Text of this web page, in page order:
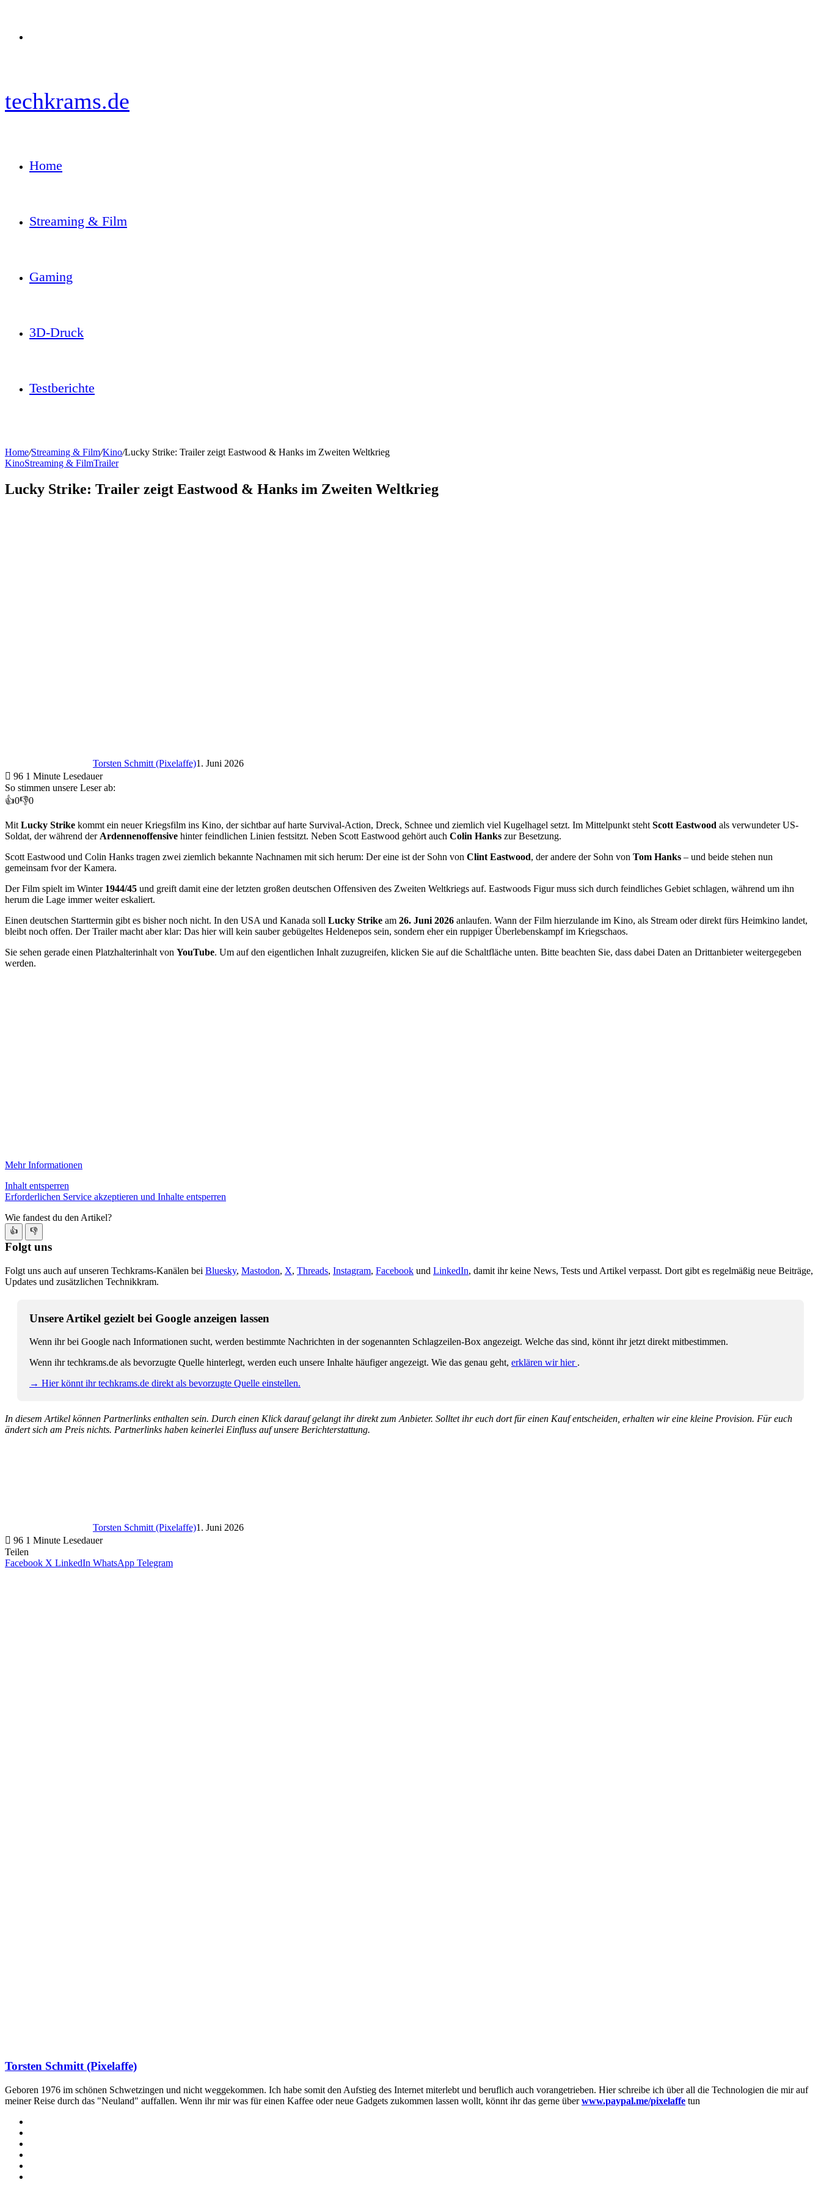
techkrams.de
Home
Streaming & Film
Gaming
3D-Druck
Testberichte
Home/Streaming & Film/Kino/Lucky Strike: Trailer zeigt Eastwood & Hanks im Zweiten Weltkrieg
KinoStreaming & FilmTrailer
Lucky Strike: Trailer zeigt Eastwood & Hanks im Zweiten Weltkrieg
Torsten Schmitt (Pixelaffe)1. Juni 2026
96 1 Minute Lesedauer
So stimmen unsere Leser ab:
👍0👎0
Mit Lucky Strike kommt ein neuer Kriegsfilm ins Kino, der sichtbar auf harte Survival-Action, Dreck, Schnee und ziemlich viel Kugelhagel setzt. Im Mittelpunkt steht Scott Eastwood als verwundeter US-
Soldat, der während der Ardennenoffensive hinter feindlichen Linien festsitzt. Neben Scott Eastwood gehört auch Colin Hanks zur Besetzung.
Scott Eastwood und Colin Hanks tragen zwei ziemlich bekannte Nachnamen mit sich herum: Der eine ist der Sohn von Clint Eastwood, der andere der Sohn von Tom Hanks – und beide stehen nun
gemeinsam fvor der Kamera.
Der Film spielt im Winter 1944/45 und greift damit eine der letzten großen deutschen Offensiven des Zweiten Weltkriegs auf. Eastwoods Figur muss sich durch feindliches Gebiet schlagen, während um ihn
herum die Lage immer weiter eskaliert.
Einen deutschen Starttermin gibt es bisher noch nicht. In den USA und Kanada soll Lucky Strike am 26. Juni 2026 anlaufen. Wann der Film hierzulande im Kino, als Stream oder direkt fürs Heimkino landet,
bleibt noch offen. Der Trailer macht aber klar: Das hier will kein sauber gebügeltes Heldenepos sein, sondern eher ein ruppiger Überlebenskampf im Kriegschaos.
Sie sehen gerade einen Platzhalterinhalt von YouTube. Um auf den eigentlichen Inhalt zuzugreifen, klicken Sie auf die Schaltfläche unten. Bitte beachten Sie, dass dabei Daten an Drittanbieter weitergegeben
werden.
Mehr Informationen
Inhalt entsperren
Erforderlichen Service akzeptieren und Inhalte entsperren
Wie fandest du den Artikel?
👍 👎
Folgt uns
Folgt uns auch auf unseren Techkrams-Kanälen bei Bluesky, Mastodon, X, Threads, Instagram, Facebook und LinkedIn, damit ihr keine News, Tests und Artikel verpasst. Dort gibt es regelmäßig neue Beiträge,
Updates und zusätzlichen Technikkram.
Unsere Artikel gezielt bei Google anzeigen lassen
Wenn ihr bei Google nach Informationen sucht, werden bestimmte Nachrichten in der sogenannten Schlagzeilen-Box angezeigt. Welche das sind, könnt ihr jetzt direkt mitbestimmen.
Wenn ihr techkrams.de als bevorzugte Quelle hinterlegt, werden euch unsere Inhalte häufiger angezeigt. Wie das genau geht, erklären wir hier .
→ Hier könnt ihr techkrams.de direkt als bevorzugte Quelle einstellen.
In diesem Artikel können Partnerlinks enthalten sein. Durch einen Klick darauf gelangt ihr direkt zum Anbieter. Solltet ihr euch dort für einen Kauf entscheiden, erhalten wir eine kleine Provision. Für euch
ändert sich am Preis nichts. Partnerlinks haben keinerlei Einfluss auf unsere Berichterstattung.
Torsten Schmitt (Pixelaffe)1. Juni 2026
96 1 Minute Lesedauer
Teilen
Facebook X LinkedIn WhatsApp Telegram
Torsten Schmitt (Pixelaffe)
Geboren 1976 im schönen Schwetzingen und nicht weggekommen. Ich habe somit den Aufstieg des Internet miterlebt und beruflich auch vorangetrieben. Hier schreibe ich über all die Technologien die mir auf
meiner Reise durch das "Neuland" auffallen. Wenn ihr mir was für einen Kaffee oder neue Gadgets zukommen lassen wollt, könnt ihr das gerne überwww.paypal.me/pixelaffe tun